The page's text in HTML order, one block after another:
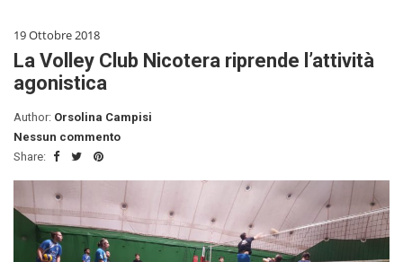
19 Ottobre 2018
La Volley Club Nicotera riprende l’attività
agonistica
Author: Orsolina Campisi
Nessun commento
Share: